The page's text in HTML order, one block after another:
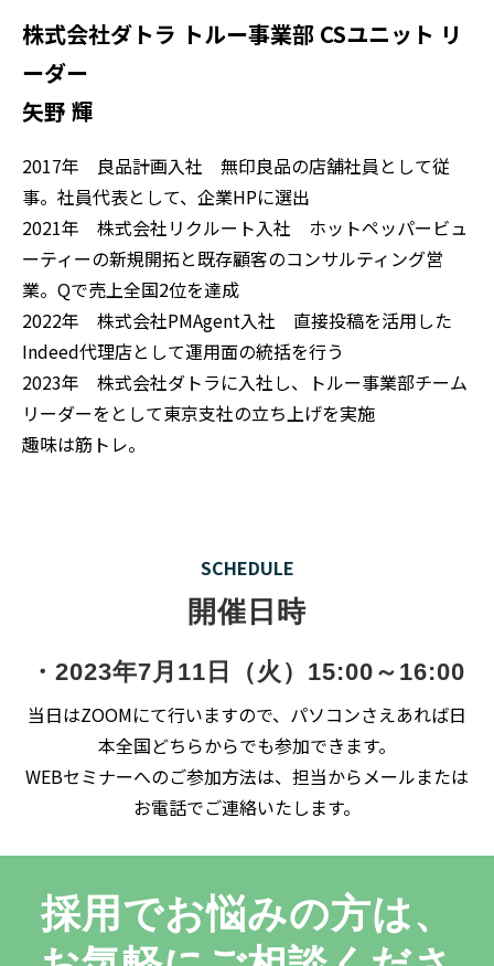
株式会社ダトラ トルー事業部 CSユニット リ
ーダー
矢野 輝
2017年 良品計画入社 無印良品の店舗社員として従
事。社員代表として、企業HPに選出
2021年 株式会社リクルート入社 ホットペッパービュ
ーティーの新規開拓と既存顧客のコンサルティング営
業。Qで売上全国2位を達成
2022年 株式会社PMAgent入社 直接投稿を活用した
Indeed代理店として運用面の統括を行う
2023年 株式会社ダトラに入社し、トルー事業部チーム
リーダーをとして東京支社の立ち上げを実施
趣味は筋トレ。
SCHEDULE
開催日時
・2023年7月11日（火）15:00～16:00
当日はZOOMにて行いますので、パソコンさえあれば日
本全国どちらからでも参加できます。
WEBセミナーへのご参加方法は、担当からメールまたは
お電話でご連絡いたします。
採用でお悩みの方は、